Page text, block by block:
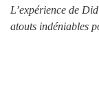
L’expérience de
atouts indéniables